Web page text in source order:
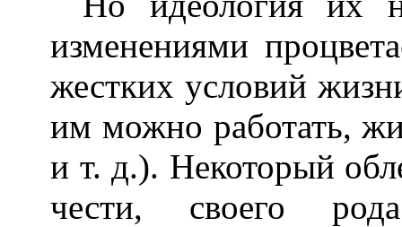
изменениями
жестких условий
им можно работать,
и т. д.). Некоторый
чести, своего